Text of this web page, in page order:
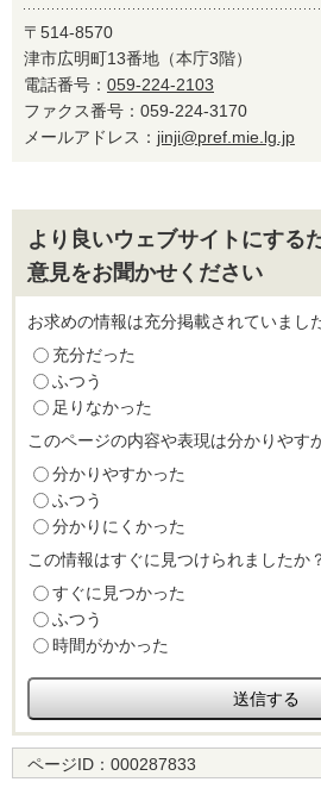
〒514-8570
津市広明町13番地（本庁3階）
電話番号： 059-224-2103
ファクス番号：059-224-3170
メールアドレス： jinji@pref.mie.lg.jp
より良いウェブサイトにする
意見をお聞かせください
お求めの情報は充分掲載されていまし
充分だった
ふつう
足りなかった
このページの内容や表現は分かりやす
分かりやすかった
ふつう
分かりにくかった
この情報はすぐに見つけられましたか
すぐに見つかった
ふつう
時間がかかった
ページID： 000287833